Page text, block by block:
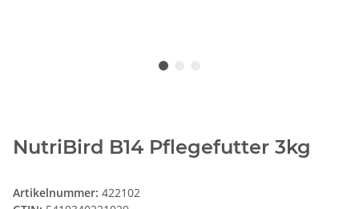
NutriBird B14 Pflegefutter 3kg
Artikelnummer: 422102